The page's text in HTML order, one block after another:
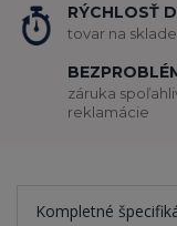
RÝCHLOSŤ
tovar na
záruka
reklamácie
Kompletné